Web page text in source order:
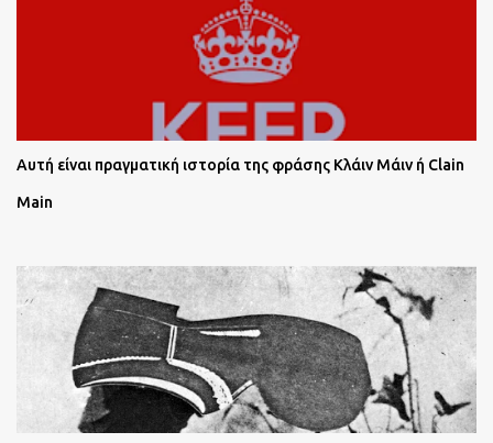
Αυτή είναι πραγματική ιστορία της φράσης Κλάιν Μάιν ή Clain
Main